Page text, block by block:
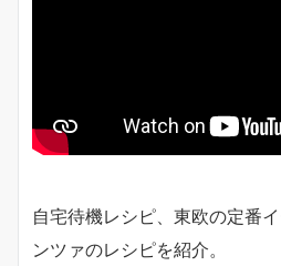
自宅待機レシピ、東欧の定番
ンツァのレシピを紹介。